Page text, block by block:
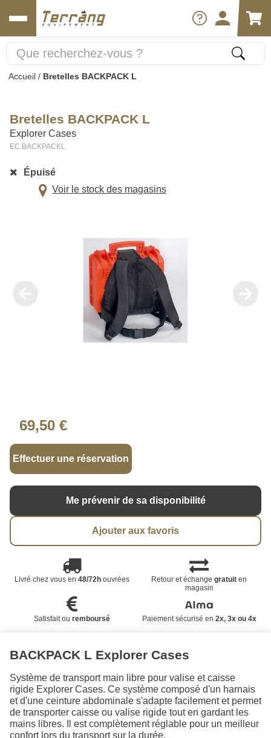
Accueil / Bretelles BACKPACK L
Bretelles BACKPACK L
Explorer Cases
EC.BACKPACKL
Épuisé
Voir le stock des magasins
69,50 €
Effectuer une réservation
Me prévenir de sa disponibilité
Ajouter aux favoris
Livré chez vous en 48/72houvrées Retour et échangegratuit en
magasin
Satisfait ou remboursé Paiement sécurisé en 2x, 3x ou 4x
BACKPACK L Explorer Cases
Système de transport main libre pour valise et caisse
rigide Explorer Cases. Ce système composé d'un harnais
et d'une ceinture abdominale s'adapte facilement et permet
de transporter caisse ou valise rigide tout en gardant les
mains libres. Il est complètement réglable pour un meilleur
confort lors du transport sur la durée.